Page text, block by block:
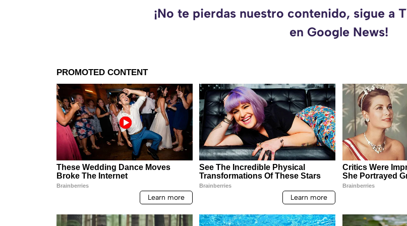
¡No te pierdas nuestro contenido, sigue a
en Google News!